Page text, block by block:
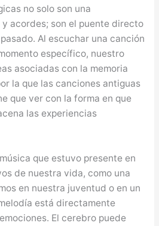
no solo son una
acordes; son el puente directo
Al escuchar una canción
específico, nuestro
asociadas con la memoria
la que las canciones antiguas
que ver con la forma en que
las experiencias
que estuvo presente en
de nuestra vida, como una
en nuestra juventud o en un
está directamente
El cerebro puede